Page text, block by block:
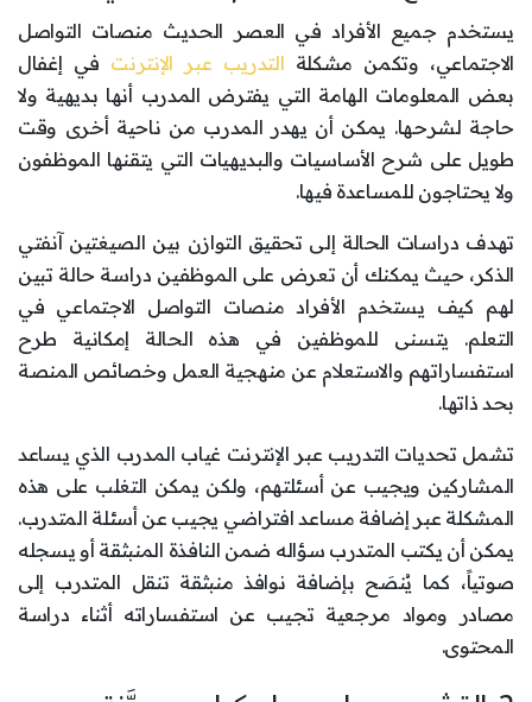
يستخدم جميع الأفراد في العصر الحديث منصات التواصل
الاجتماعي، وتكمن مشكلة التدريب عبر الإنترنت في إغفال
بعض المعلومات الهامة التي يفترض المدرب أنها بديهية ولا
حاجة لشرحها. يمكن أن يهدر المدرب من ناحية أخرى وقت
طويل على شرح الأساسيات والبديهيات التي يتقنها الموظفون
ولا يحتاجون للمساعدة فيها.
تهدف دراسات الحالة إلى تحقيق التوازن بين الصيغتين آنفتي
الذكر، حيث يمكنك أن تعرض على الموظفين دراسة حالة تبين
لهم كيف يستخدم الأفراد منصات التواصل الاجتماعي في
التعلم. يتسنى للموظفين في هذه الحالة إمكانية طرح
استفساراتهم والاستعلام عن منهجية العمل وخصائص المنصة
بحد ذاتها.
تشمل تحديات التدريب عبر الإنترنت غياب المدرب الذي يساعد
المشاركين ويجيب عن أسئلتهم، ولكن يمكن التغلب على هذه
المشكلة عبر إضافة مساعد افتراضي يجيب عن أسئلة المتدرب.
يمكن أن يكتب المتدرب سؤاله ضمن النافذة المنبثقة أو يسجله
صوتياً، كما يُنصَح بإضافة نوافذ منبثقة تنقل المتدرب إلى
مصادر ومواد مرجعية تجيب عن استفساراته أثناء دراسة
المحتوى.